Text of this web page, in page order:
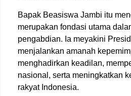
Bapak Beasiswa Jambi itu
merupakan fondasi utama
pengabdian. Ia meyakini
menjalankan amanah
menghadirkan keadilan,
nasional, serta meningkatkan
rakyat Indonesia.